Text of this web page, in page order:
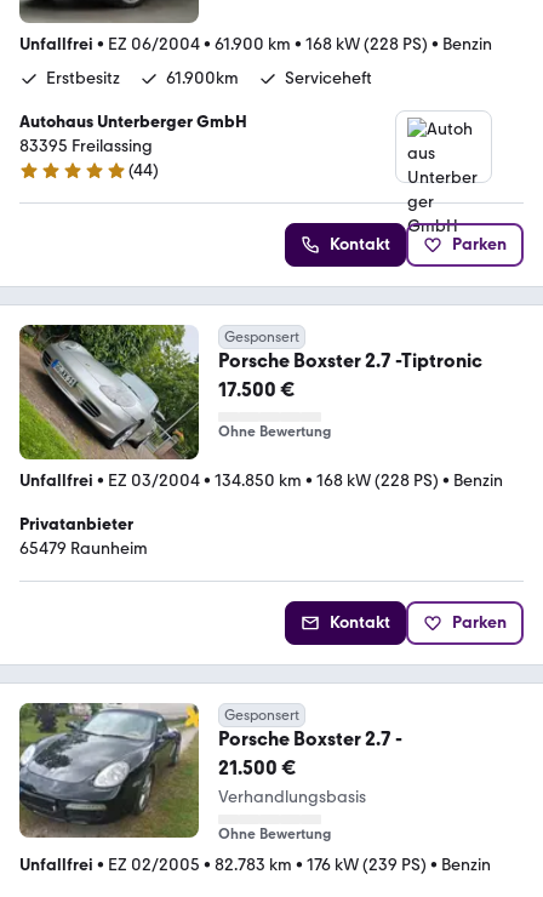
Unfallfrei • EZ 06/2004• 61.900 km • 168 kW (228 PS) • Benzin
Erstbesitz
61.900km Serviceheft
Autohaus Unterberger GmbH
83395 Freilassing
4.8 Sterne
(44)
Kontakt Parken
Gesponsert
Porsche Boxster 2.7 -Tiptronic
17.500 €
Ohne Bewertung
Unfallfrei • EZ 03/2004• 134.850 km • 168 kW (228 PS) • Benzin
Privatanbieter
65479 Raunheim
Kontakt Parken
Gesponsert
Porsche Boxster 2.7 -
21.500 €
Verhandlungsbasis
Ohne Bewertung
Unfallfrei • EZ 02/2005 • 82.783 km • 176 kW (239 PS) • Benzin